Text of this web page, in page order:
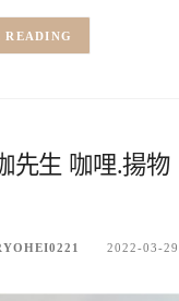
READING
先生 咖哩.揚
2022-03-29